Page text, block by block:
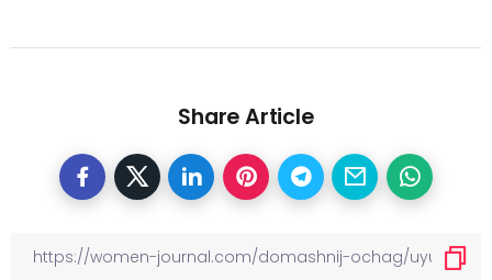
Share Article